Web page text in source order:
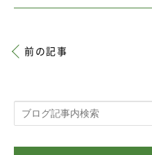
前の記事